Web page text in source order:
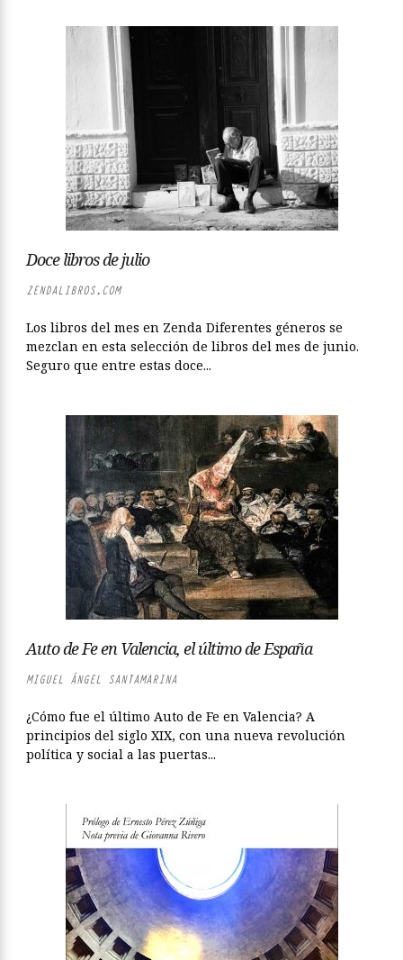
Doce libros de julio
ZENDALIBROS.COM
Los libros del mes en Zenda Diferentes géneros se
mezclan en esta selección de libros del mes de junio.
Seguro que entre estas doce...
Auto de Fe en Valencia, el último de España
MIGUEL ÁNGEL SANTAMARINA
¿Cómo fue el último Auto de Fe en Valencia? A
principios del siglo XIX, con una nueva revolución
política y social a las puertas...